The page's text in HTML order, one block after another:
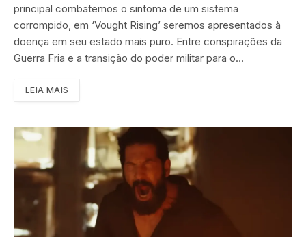
principal combatemos o sintoma de um sistema
corrompido, em ‘Vought Rising’ seremos apresentados à
doença em seu estado mais puro. Entre conspirações da
Guerra Fria e a transição do poder militar para o…
LEIA MAIS